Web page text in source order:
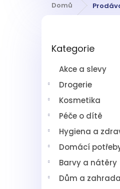
Domů
kategorie
Kategorie
Akce a slevy
Drogerie
Kosmetika
Péče o dítě
Hygiena a
Domácí
Barvy a nátěry
Dům a zahrada